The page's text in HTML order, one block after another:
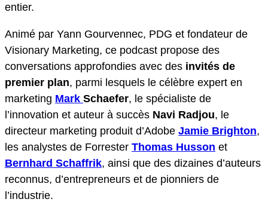
entier.
Animé par Yann Gourvennec, PDG et fondateur de
Visionary Marketing, ce podcast propose des
conversations approfondies avec des invités de
premier plan, parmi lesquels le célèbre expert en
marketing Mark Schaefer, le spécialiste de
l’innovation et auteur à succès Navi Radjou, le
directeur marketing produit d’Adobe Jamie Brighton,
les analystes de Forrester Thomas Husson et
Bernhard Schaffrik, ainsi que des dizaines d’auteurs
reconnus, d’entrepreneurs et de pionniers de
l’industrie.